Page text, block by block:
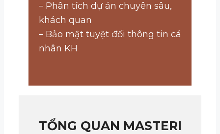
– Phân tích dự án chuyên sâu,
khách quan
– Bảo mật tuyệt đối thông tin cá
nhân KH
TỔNG QUAN MASTERI